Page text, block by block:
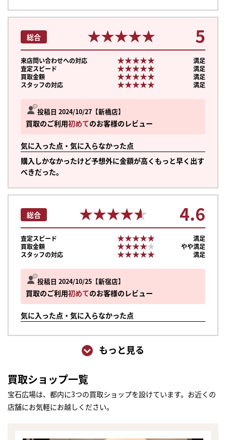
投稿日 2024/10/27 新橋店
買取のご利用初めてのお客様のレビュー
気に入った点・気に入らなかった点
購入しかなかったけど予想外に金額が高くもっと早く出す
べきだった。
総合 ★★★★★
★★★★★ 5
来店問い合わせへの対応 ★★★★★
★★★★★
満足
査定スピード
★★★★★
★★★★★
満足
買取金額
★★★★★
★★★★★
満足
スタッフの対応
★★★★★
★★★★★ 満足
投稿日 2024/10/25 新宿店
買取のご利用初めてのお客様のレビュー
気に入った点・気に入らなかった点
総合 ★★★★★
★★★★★ 4.6
査定スピード ★★★★★
★★★★★
満足
買取金額
★★★★★
★★★★★
やや満足
スタッフの対応
★★★★★
★★★★★ 満足
もっと見る
買取ショップ一覧
宝石広場は、都内に3つの買取ショップを設けています。お近くの
店舗にお気軽にお越しください。